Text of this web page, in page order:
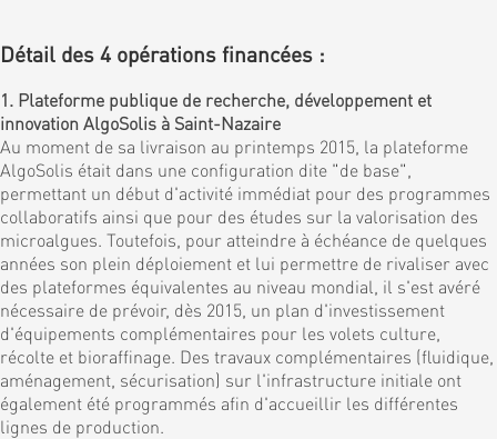
Détail des 4 opérations financées :
1. Plateforme publique de recherche, développement et
innovation AlgoSolis à Saint-Nazaire
Au moment de sa livraison au printemps 2015, la plateforme
AlgoSolis était dans une configuration dite "de base",
permettant un début d'activité immédiat pour des programmes
collaboratifs ainsi que pour des études sur la valorisation des
microalgues. Toutefois, pour atteindre à échéance de quelques
années son plein déploiement et lui permettre de rivaliser avec
des plateformes équivalentes au niveau mondial, il s'est avéré
nécessaire de prévoir, dès 2015, un plan d'investissement
d'équipements complémentaires pour les volets culture,
récolte et bioraffinage. Des travaux complémentaires (fluidique,
aménagement, sécurisation) sur l'infrastructure initiale ont
également été programmés afin d'accueillir les différentes
lignes de production.